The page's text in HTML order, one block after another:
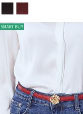
SMART BUY